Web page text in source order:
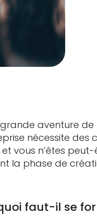
aventure
nécessite
vous n’êtes
la phase de
faut-il se